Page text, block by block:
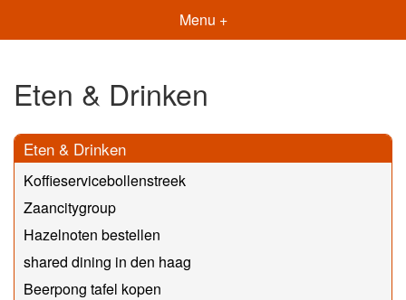
Menu +
Eten & Drinken
Eten & Drinken
Koffieservicebollenstreek
Zaancitygroup
Hazelnoten bestellen
shared dining in den haag
Beerpong tafel kopen